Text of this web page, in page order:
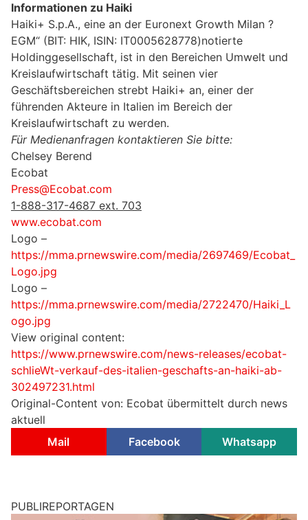
Informationen zu Haiki
Haiki+ S.p.A., eine an der Euronext Growth Milan ?
EGM“ (BIT: HIK, ISIN: IT0005628778)notierte
Holdinggesellschaft, ist in den Bereichen Umwelt und
Kreislaufwirtschaft tätig. Mit seinen vier
Geschäftsbereichen strebt Haiki+ an, einer der
führenden Akteure in Italien im Bereich der
Kreislaufwirtschaft zu werden.
Für Medienanfragen kontaktieren Sie bitte:
Chelsey Berend
Ecobat
Press@Ecobat.com
1-888-317-4687 ext. 703
www.ecobat.com
Logo –
https://mma.prnewswire.com/media/2697469/Ecobat_
Logo.jpg
Logo –
https://mma.prnewswire.com/media/2722470/Haiki_L
ogo.jpg
View original content:
https://www.prnewswire.com/news-releases/ecobat-
schlieWt-verkauf-des-italien-geschafts-an-haiki-ab-
302497231.html
Original-Content von: Ecobat übermittelt durch news
aktuell
Mail
Facebook Whatsapp
PUBLIREPORTAGEN